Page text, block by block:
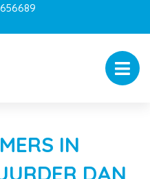
IN
DAN